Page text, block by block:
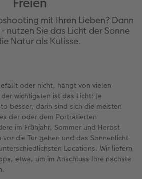
gestalten
FOTOBUCH Kids
Prints
digitalisieren
Services
Streetmap Poster
Print
Kommunion
& Büro
Castell
mit Design
Wandkalender Fineline
myPhotos
Case
myPhotos
Schenken
sagen
mit Ihren Lieben? Dann
nutzen Sie das Licht der Sonne
Natur als Kulisse.
oder nicht, hängt von vielen
wichtigsten ist das Licht: Je
besser, darin sind sich die meisten
der oder dem Porträtierten
im Frühjahr, Sommer und Herbst
vor die Tür gehen und das Sonnenlicht
Locations. Wir liefern
etwa, um im Anschluss Ihre nächste